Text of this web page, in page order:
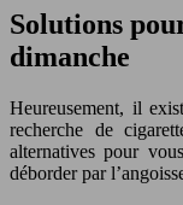
Solutions
dimanche
Heureusement, il
recherche de
alternatives pour
déborder par